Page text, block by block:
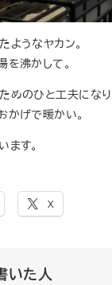
ようなヤカン。
を沸かして。
めのひと工夫になり
かげで暖かい。
ます。
X
いた人